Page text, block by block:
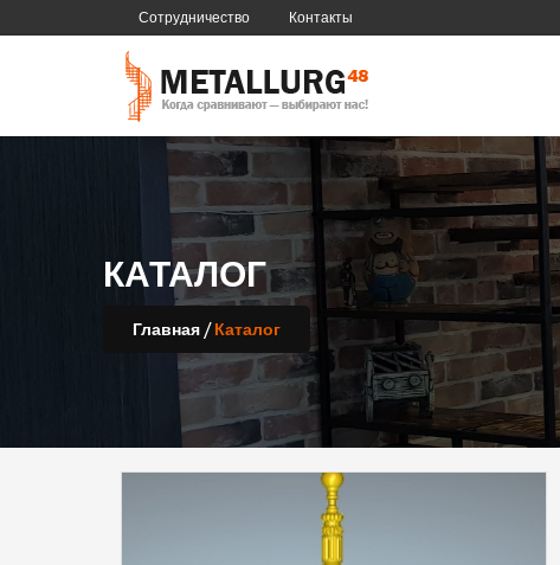
Сотрудничество Контакты
КАТАЛОГ
Главная /Каталог